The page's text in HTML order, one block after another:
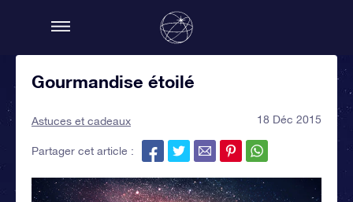
Gourmandise étoilé
Astuces et cadeaux 18 Déc 2015
Partager cet article :